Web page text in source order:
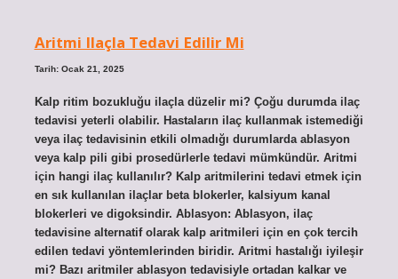
Aritmi Ilaçla Tedavi Edilir Mi
Tarih: Ocak 21, 2025
Kalp ritim bozukluğu ilaçla düzelir mi? Çoğu durumda ilaç
tedavisi yeterli olabilir. Hastaların ilaç kullanmak istemediği
veya ilaç tedavisinin etkili olmadığı durumlarda ablasyon
veya kalp pili gibi prosedürlerle tedavi mümkündür. Aritmi
için hangi ilaç kullanılır? Kalp aritmilerini tedavi etmek için
en sık kullanılan ilaçlar beta blokerler, kalsiyum kanal
blokerleri ve digoksindir. Ablasyon: Ablasyon, ilaç
tedavisine alternatif olarak kalp aritmileri için en çok tercih
edilen tedavi yöntemlerinden biridir. Aritmi hastalığı iyileşir
mi? Bazı aritmiler ablasyon tedavisiyle ortadan kalkar ve